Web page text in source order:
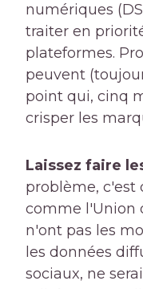
numériques
traiter en
plateformes.
peuvent
point qui, cinq
crisper les
Laissez faire
problème, c'est
comme l'Union
n'ont pas les
les données
sociaux, ne